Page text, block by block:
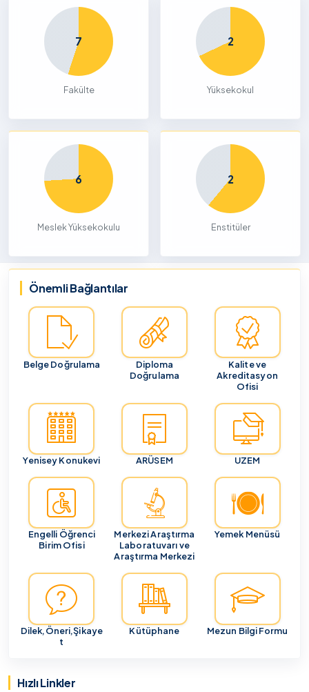
7
Fakülte
2
Yüksekokul
6
Meslek Yüksekokulu
2
Enstitüler
Önemli Bağlantılar
Belge Doğrulama
Diploma
Doğrulama
Kalite ve
Akreditasyon
Ofisi
Yenisey Konukevi ARÜSEM UZEM
Engelli Öğrenci
Birim Ofisi
Merkezi Araştırma
Laboratuvarı ve
Araştırma Merkezi
Yemek Menüsü
Dilek,Öneri,Şikaye
t
Kütüphane Mezun Bilgi Formu
Hızlı Linkler